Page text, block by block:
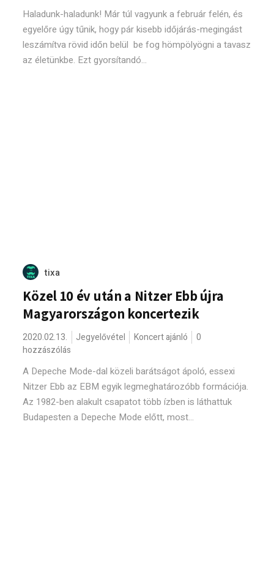
Haladunk-haladunk! Már túl vagyunk a február felén, és
egyelőre úgy tűnik, hogy pár kisebb időjárás-megingást
leszámítva rövid időn belül be fog hömpölyögni a tavasz
az életünkbe. Ezt gyorsítandó...
tixa
Közel 10 év után a Nitzer Ebb újra
Magyarországon koncertezik
2020.02.13. Jegyelővétel Koncert ajánló
0
hozzászólás
A Depeche Mode-dal közeli barátságot ápoló, essexi
Nitzer Ebb az EBM egyik legmeghatározóbb formációja.
Az 1982-ben alakult csapatot több ízben is láthattuk
Budapesten a Depeche Mode előtt, most...